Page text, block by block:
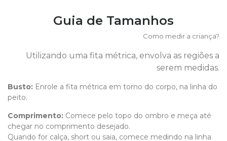
Guia de Tamanhos
Como medir a criança?
Utilizando uma fita métrica, envolva as regiões a
serem medidas.
Busto: Enrole a fita métrica em torno do corpo, na linha do
peito.
Comprimento: Comece pelo topo do ombro e meça até
chegar no comprimento desejado.
Quando for calça, short ou saia, comece medindo na linha